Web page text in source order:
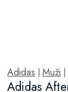
Adidas Muži
Adidas